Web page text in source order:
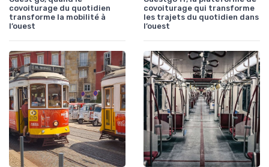
covoiturage du quotidien
transforme la mobilité à
l’ouest
covoiturage qui transforme
les trajets du quotidien dans
l’ouest